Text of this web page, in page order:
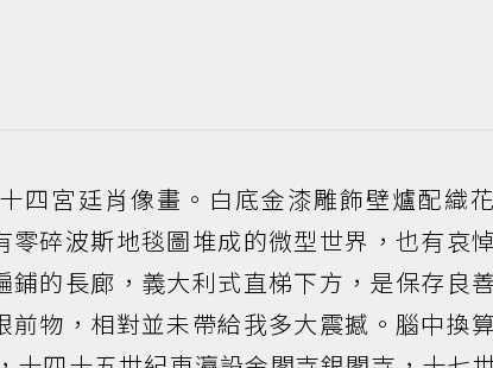
四宮廷肖像畫。白底金漆雕飾壁爐配織
碎波斯地毯圖堆成的微型世界，也有哀
的長廊，義大利式直梯下方，是保存良
物，相對並未帶給我多大震撼。腦中換